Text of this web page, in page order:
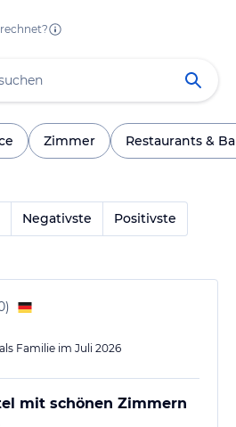
Zimmer Restaurants &
Negativste Positivste
)
Familie im Juli 2026
mit schönen Zimmern